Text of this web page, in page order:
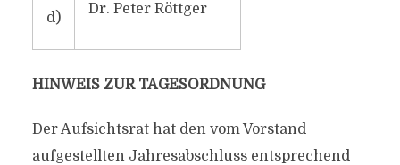
d)
Dr. Peter Röttger
HINWEIS ZUR TAGESORDNUNG
Der Aufsichtsrat hat den vom Vorstand
aufgestellten Jahresabschluss entsprechend